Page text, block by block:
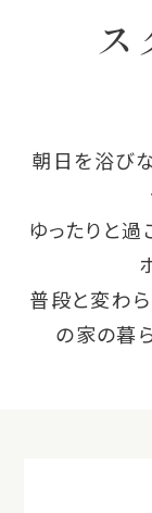
ス
朝日を浴び
ゆったりと
普段と変わ
の家の暮